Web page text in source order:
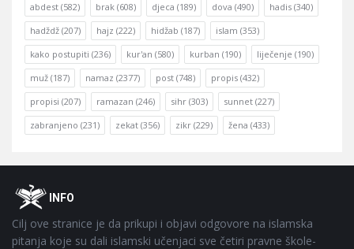
abdest (582) brak (608) djeca (189) dova (490) hadis (340)
hadždž (207) hajz (222) hidžab (187) islam (353)
kako postupiti (236) kur'an (580) kurban (190) liječenje (190)
muž (187) namaz (2377) post (748) propis (432)
propisi (207) ramazan (246) sihr (303) sunnet (227)
zabranjeno (231) zekat (356) zikr (229) žena (433)
FooterOINFO
Cilj ove stranice je da prikupi i objavi odgovore na islamska
pitanja koje su dali islamski učenjaci sve četiri pravne škole-